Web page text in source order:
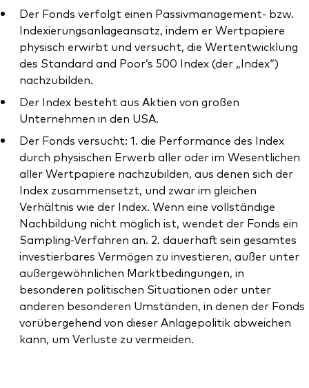
Ressourcen
Marktvolatilität
Research
Anbieterliste
Vanguard Modellportfolios
Vanguard Beratungsstudie
Der Fonds verfolgt einen Passivmanagement- bzw.
Indexierungsanlageansatz, indem er Wertpapiere
physisch erwirbt und versucht, die Wertentwicklung
des Standard and Poor’s 500 Index (der „Index“)
nachzubilden.
Der Index besteht aus Aktien von großen
Unternehmen in den USA.
Der Fonds versucht: 1. die Performance des Index
durch physischen Erwerb aller oder im Wesentlichen
aller Wertpapiere nachzubilden, aus denen sich der
Index zusammensetzt, und zwar im gleichen
Verhältnis wie der Index. Wenn eine vollständige
Nachbildung nicht möglich ist, wendet der Fonds ein
Sampling-Verfahren an. 2. dauerhaft sein gesamtes
investierbares Vermögen zu investieren, außer unter
außergewöhnlichen Marktbedingungen, in
besonderen politischen Situationen oder unter
anderen besonderen Umständen, in denen der Fonds
vorübergehend von dieser Anlagepolitik abweichen
kann, um Verluste zu vermeiden.